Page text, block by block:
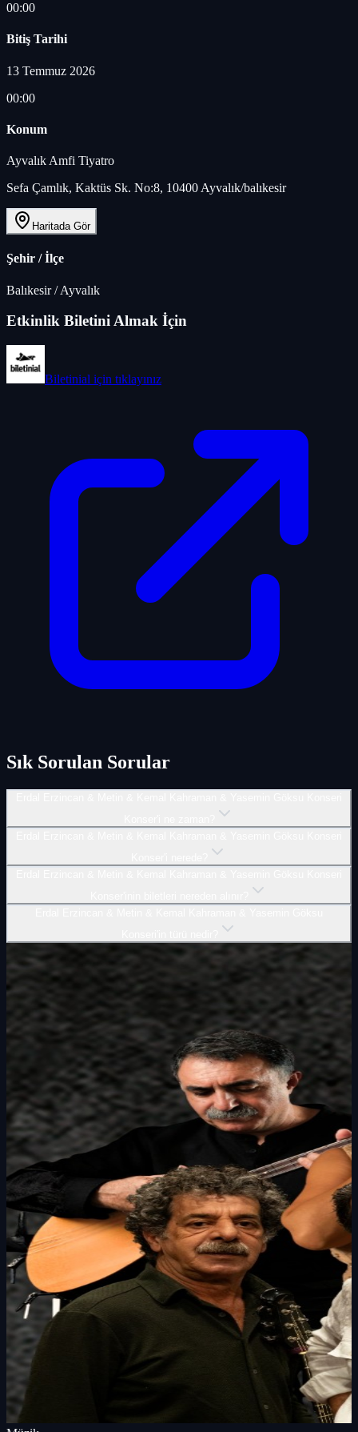
00:00
Bitiş Tarihi
13 Temmuz 2026
00:00
Konum
Ayvalık Amfi Tiyatro
Sefa Çamlık, Kaktüs Sk. No:8, 10400 Ayvalık/balıkesir
Haritada Gör
Şehir / İlçe
Balıkesir/Ayvalık
Etkinlik Biletini Almak İçin
Biletinial için tıklayınız
Sık Sorulan Sorular